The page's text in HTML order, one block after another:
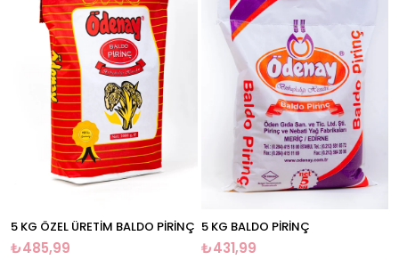
5 KG ÖZEL ÜRETİM BALDO PİRİNÇ
₺485,99
5 KG BALDO PİRİNÇ
₺431,99